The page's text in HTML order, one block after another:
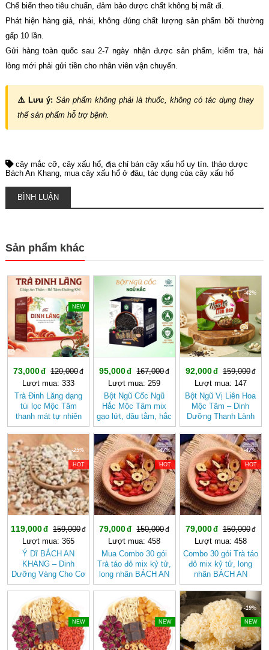
Chế biến theo tiêu chuẩn, đảm bảo dược chất không bị mất đi.
Phát hiện hàng giả, nhái, không đúng chất lượng sản phẩm bồi thường
gấp 10 lần.
Gửi hàng toàn quốc sau 2-7 ngày nhận được sản phẩm, kiểm tra, hài
lòng mới phải gửi tiền cho nhân viên vận chuyển.
⚠️ Lưu ý: Sản phẩm không phải là thuốc, không có tác dụng thay
thế sản phẩm hỗ trợ bệnh.
cây mắc cỡ cây xấu hổ địa chỉ bán cây xấu hổ uy tín. thảo dược
Bách An Khang mua cây xấu hổ ở đâu tác dụng của cây xấu hổ
BÌNH LUẬN
Sản phẩm khác
-39%
NEW
73,000
120,000
Lượt mua: 333
Trà Đinh Lăng dạng
túi lọc Mộc Tâm
thanh mát tự nhiên
-43%
95,000
167,000
Lượt mua: 259
Bột Ngũ Cốc Ngũ
Hắc Mộc Tâm mix
gạo lứt, dâu tằm, hắc
kỷ tử, mè đen, đậu
đen
-42%
92,000
159,000
Lượt mua: 147
Bột Ngũ Vị Liên Hoa
Mộc Tâm – Dinh
Dưỡng Thanh Lành
Từ Gạo Lứt Và Hạt
Sen
-25%
HOT
119,000
159,000
Lượt mua: 365
Ý Dĩ BÁCH AN
KHANG – Dinh
Dưỡng Vàng Cho Cơ
Thể Khỏe Mạnh
-47%
HOT
79,000
150,000
Lượt mua: 458
Mua Combo 30 gói
Trà táo đỏ mix kỷ tử,
long nhãn BÁCH AN
KHANG - Trà Thảo
Mộc , Ngủ Ngon
-47%
HOT
79,000
150,000
Lượt mua: 458
Combo 30 gói Trà táo
đỏ mix kỷ tử, long
nhãn BÁCH AN
KHANG
-20%
NEW
-20%
NEW
-19%
NEW